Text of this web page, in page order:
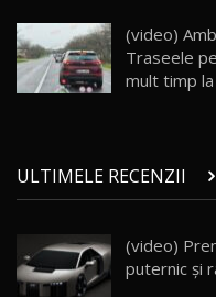
26
10:57
Test
28
Noul
dotat /
29
ZEEKR
CUM SE
(video)
Traseele
mult timp
ULTIMELE RECENZII
(video)
puternic și